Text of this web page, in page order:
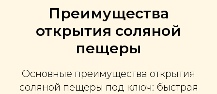
Преимущества
открытия соляной
пещеры
Основные преимущества открытия
соляной пещеры под ключ: быстрая